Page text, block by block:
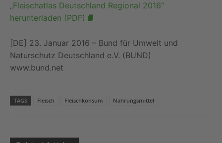
„Fleischatlas Deutschland Regional 2016“
herunterladen (PDF)
[DE] 23. Januar 2016 – Bund für Umwelt und
Naturschutz Deutschland e.V. (BUND)
www.bund.net
TAGS Fleisch Fleischkonsum Nahrungsmittel